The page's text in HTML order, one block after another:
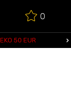
0
50 EUR